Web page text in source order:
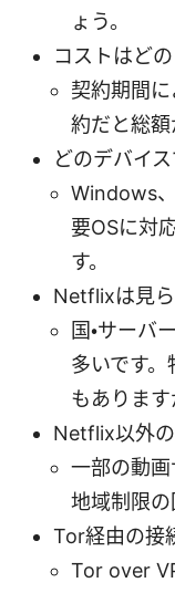
ょう。
コストはど
契約期間
約だと総額
どのデバイ
Windows
要OSに対
す。
Netflixは見
国・サー
多いです
もあります
Netflix以外
一部の動画
地域制限の
Tor経由の接
Tor over